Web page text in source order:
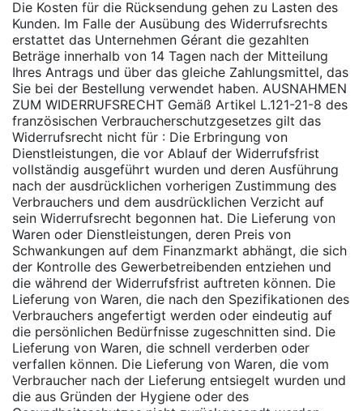
Die Kosten für die Rücksendung gehen zu Lasten des
Kunden. Im Falle der Ausübung des Widerrufsrechts
erstattet das Unternehmen Gérant die gezahlten
Beträge innerhalb von 14 Tagen nach der Mitteilung
Ihres Antrags und über das gleiche Zahlungsmittel, das
Sie bei der Bestellung verwendet haben. AUSNAHMEN
ZUM WIDERRUFSRECHT Gemäß Artikel L.121-21-8 des
französischen Verbraucherschutzgesetzes gilt das
Widerrufsrecht nicht für : Die Erbringung von
Dienstleistungen, die vor Ablauf der Widerrufsfrist
vollständig ausgeführt wurden und deren Ausführung
nach der ausdrücklichen vorherigen Zustimmung des
Verbrauchers und dem ausdrücklichen Verzicht auf
sein Widerrufsrecht begonnen hat. Die Lieferung von
Waren oder Dienstleistungen, deren Preis von
Schwankungen auf dem Finanzmarkt abhängt, die sich
der Kontrolle des Gewerbetreibenden entziehen und
die während der Widerrufsfrist auftreten können. Die
Lieferung von Waren, die nach den Spezifikationen des
Verbrauchers angefertigt werden oder eindeutig auf
die persönlichen Bedürfnisse zugeschnitten sind. Die
Lieferung von Waren, die schnell verderben oder
verfallen können. Die Lieferung von Waren, die vom
Verbraucher nach der Lieferung entsiegelt wurden und
die aus Gründen der Hygiene oder des